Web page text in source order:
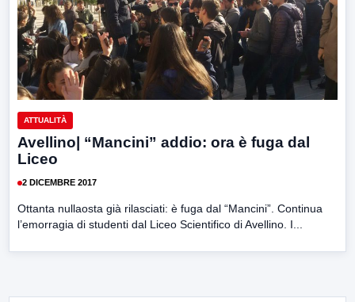
ATTUALITÀ
Avellino| “Mancini” addio: ora è fuga dal
Liceo
2 DICEMBRE 2017
Ottanta nullaosta già rilasciati: è fuga dal “Mancini”. Continua
l’emorragia di studenti dal Liceo Scientifico di Avellino. I...